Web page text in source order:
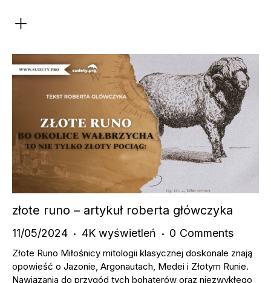
złote runo – artykuł roberta główczyka
11/05/2024 4K wyświetleń 0 Comments
Złote Runo Miłośnicy mitologii klasycznej doskonale znają
opowieść o Jazonie, Argonautach, Medei i Złotym Runie.
Nawiązania do przygód tych bohaterów oraz niezwykłego